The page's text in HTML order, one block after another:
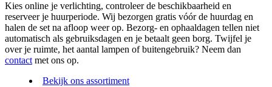
Kies online je verlichting, controleer de beschikbaarheid en
reserveer je huurperiode. Wij bezorgen gratis vóór de huurdag en
halen de set na afloop weer op. Bezorg- en ophaaldagen tellen niet
automatisch als gebruiksdagen en je betaalt geen borg. Twijfel je
over je ruimte, het aantal lampen of buitengebruik? Neem dan
contact met ons op.
Bekijk ons assortiment